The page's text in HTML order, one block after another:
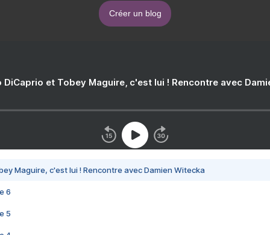
Créer un blog
DiCaprio et Tobey Maguire, c'est lui ! Rencontre avec
Maguire, c'est lui ! Rencontre avec Damien Witecka
6
5